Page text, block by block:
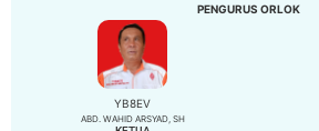
PENGURUS ORLOK
YB8EV
ABD. WAHID ARSYAD, SH